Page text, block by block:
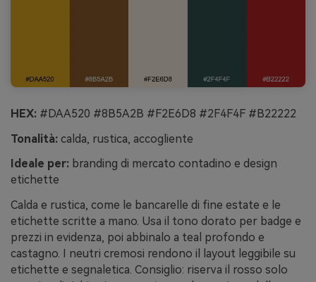
HEX: #DAA520 #8B5A2B #F2E6D8 #2F4F4F #B22222
Tonalità: calda, rustica, accogliente
Ideale per: branding di mercato contadino e design
etichette
Calda e rustica, come le bancarelle di fine estate e le
etichette scritte a mano. Usa il tono dorato per badge e
prezzi in evidenza, poi abbinalo a teal profondo e
castagno. I neutri cremosi rendono il layout leggibile su
etichette e segnaletica. Consiglio: riserva il rosso solo